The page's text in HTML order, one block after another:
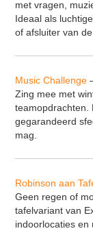
Cluedo XL
Percussie
Yoga
Quiz XL
VR Escape
Music
VR Escape
met vragen,
Ideaal als
of afsluiter van
Music Challenge
Zing mee met
teamopdrachten.
gegarandeerd
mag.
Robinson aan
Geen regen of
tafelvariant van
indoorlocaties en